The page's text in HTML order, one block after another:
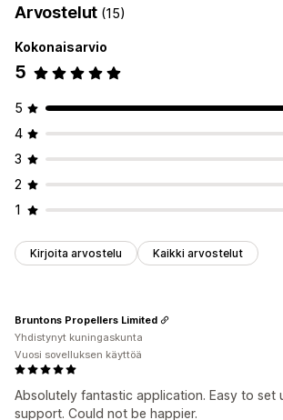
Arvostelut (15)
Kokonaisarvio
5
5
4
3
2
1
Kirjoita arvostelu Kaikki arvostelut
Absolutely fantastic application. Easy to set
support. Could not be happier.
Bruntons Propellers Limited
Yhdistynyt kuningaskunta
Vuosi sovelluksen käyttöä